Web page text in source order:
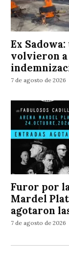
Ex
volvieron
7 de agosto de 2026
Furor por
Mardel
agotaron
7 de agosto de 2026